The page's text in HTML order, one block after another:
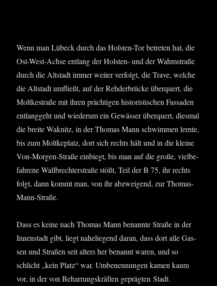
Wenn man Lübeck durch das Hols­ten-Tor betre­ten hat, die
Ost-West-Ach­se ent­lang der Hols­ten- und der Wahm­stra­ße
durch die Alt­stadt immer wei­ter ver­folgt, die Tra­ve, wel­che
die Alt­stadt umfließt, auf der Reh­der­brü­cke über­quert, die
Molt­ke­stra­ße mit ihren präch­ti­gen his­to­ris­ti­schen Fas­sa­den
ent­lang­geht und wie­der­um ein Gewäs­ser über­quert, dies­mal
die brei­te Waknitz, in der Tho­mas Mann schwim­men lern­te,
bis zum Molt­keplatz, dort sich rechts hält und in die klei­ne
Von-Mor­gen-Stra­ße ein­biegt, bis man auf die gro­ße, viel­be­
fah­re­ne Wallb­rech­terstra­ße stößt, Teil der B 75, ihr rechts
folgt, dann kommt man, von ihr abzwei­gend, zur Thomas-
Mann-Straße.
Dass es kei­ne nach Tho­mas Mann benann­te Stra­ße in der
Innen­stadt gibt, liegt nahe­lie­gend dar­an, dass dort alle Gas­
sen und Stra­ßen seit alters her benannt waren, und so
schlicht „kein Platz“ war. Umbe­nen­nun­gen kamen kaum
vor, in der von Behar­rungs­kräf­ten gepräg­ten Stadt.